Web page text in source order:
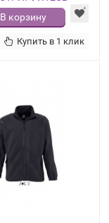
В корзину
Купить в 1 клик